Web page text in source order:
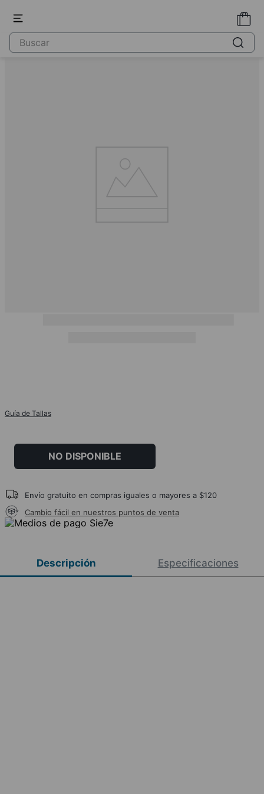
Guía de Tallas
NO DISPONIBLE
Envío gratuito en compras iguales o mayores a $120
Cambio fácil en nuestros puntos de venta
Descripción Especificaciones